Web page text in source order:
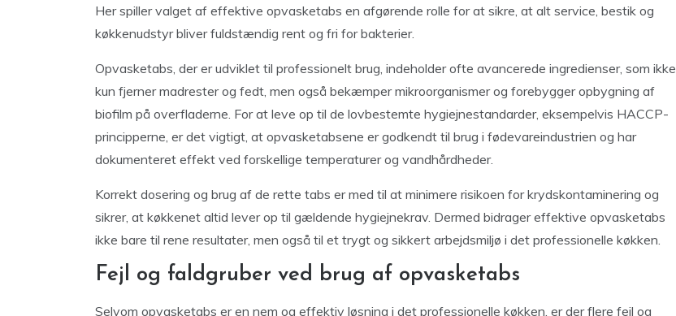
Her spiller valget af effektive opvasketabs en afgørende rolle for at sikre, at alt service, bestik og
køkkenudstyr bliver fuldstændig rent og fri for bakterier.
Opvasketabs, der er udviklet til professionelt brug, indeholder ofte avancerede ingredienser, som ikke
kun fjerner madrester og fedt, men også bekæmper mikroorganismer og forebygger opbygning af
biofilm på overfladerne. For at leve op til de lovbestemte hygiejnestandarder, eksempelvis HACCP-
principperne, er det vigtigt, at opvasketabsene er godkendt til brug i fødevareindustrien og har
dokumenteret effekt ved forskellige temperaturer og vandhårdheder.
Korrekt dosering og brug af de rette tabs er med til at minimere risikoen for krydskontaminering og
sikrer, at køkkenet altid lever op til gældende hygiejnekrav. Dermed bidrager effektive opvasketabs
ikke bare til rene resultater, men også til et trygt og sikkert arbejdsmiljø i det professionelle køkken.
Fejl og faldgruber ved brug af opvasketabs
Selvom opvasketabs er en nem og effektiv løsning i det professionelle køkken, er der flere fejl og